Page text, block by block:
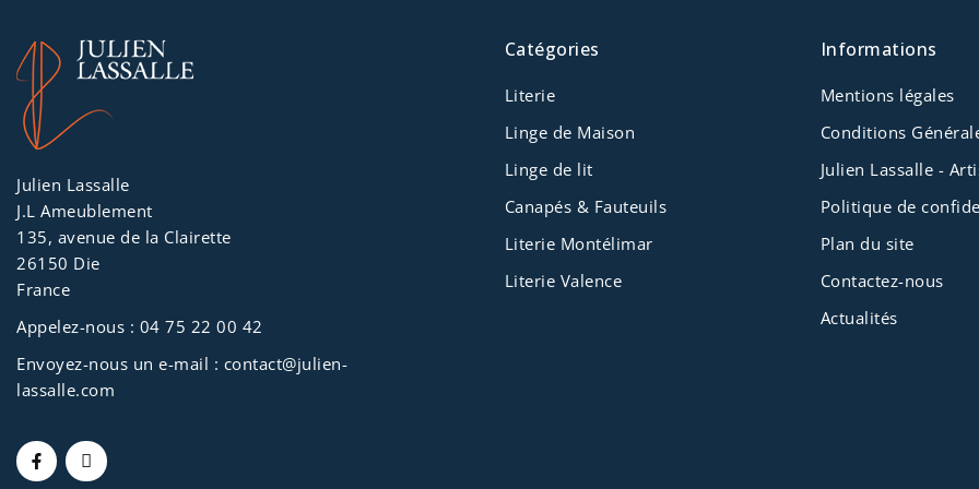
Julien Lassalle
J.L Ameublement
135, avenue de la Clairette
26150 Die
France
Appelez-nous : 04 75 22 00 42
Envoyez-nous un e-mail : contact@julien-
lassalle.com
Catégories
Literie
Linge de Maison
Linge de lit
Canapés & Fauteuils
Literie Montélimar
Literie Valence
Informations
Mentions légales
Conditions
Julien Lassalle -
Politique de
Plan du site
Contactez-nous
Actualités